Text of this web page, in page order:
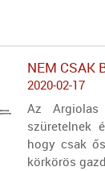
NEM CSAK
2020-02-17
Az
szüretelnek
hogy csak
körkörös